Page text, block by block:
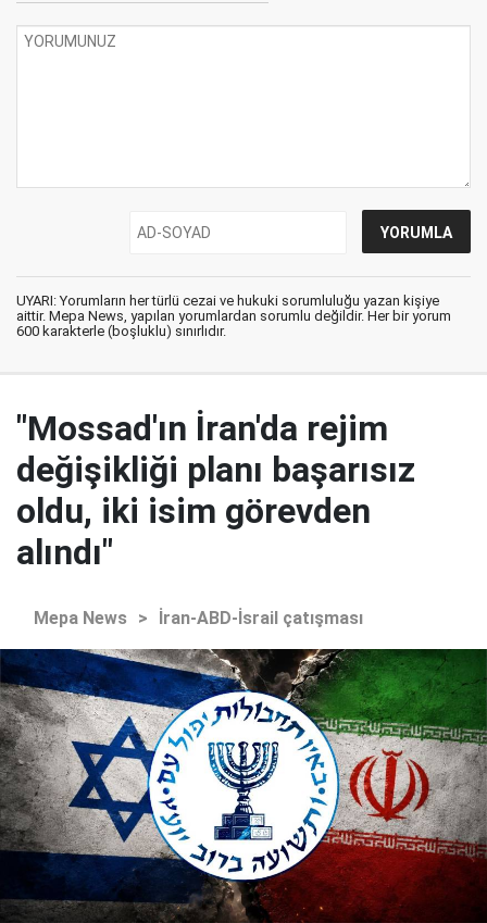
UYARI: Yorumların her türlü cezai ve hukuki sorumluluğu yazan kişiye
aittir. Mepa News, yapılan yorumlardan sorumlu değildir. Her bir yorum
600 karakterle (boşluklu) sınırlıdır.
"Mossad'ın İran'da rejim
değişikliği planı başarısız
oldu, iki isim görevden
alındı"
Mepa News > İran-ABD-İsrail çatışması